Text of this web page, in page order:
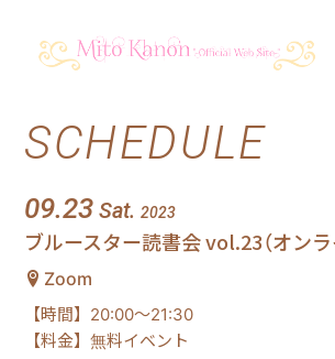
PROFILE
SCHEDULE
09.23 Sat. 2023
ブルースター読書会 vol.23（オンラ
Zoom
【時間】20:00〜21:30
【料金】無料イベント